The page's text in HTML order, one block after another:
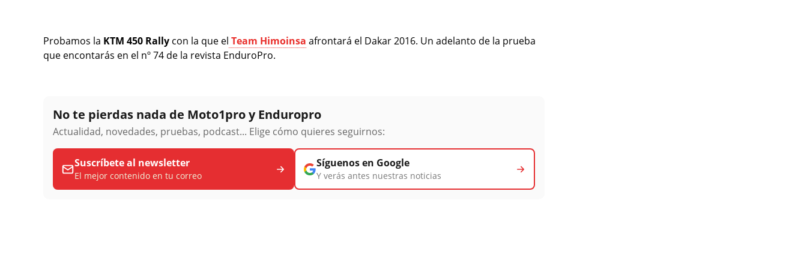
Probamos la KTM 450 Rally con la que el Team Himoinsa afrontará el Dakar 2016. Un adelanto de la prueba
que encontarás en el nº 74 de la revista EnduroPro.
No te pierdas nada de Moto1pro y Enduropro
Actualidad, novedades, pruebas, podcast... Elige cómo quieres seguirnos:
Suscríbete al newsletter
El mejor contenido en tu correo
Síguenos en Google
Y verás antes nuestras noticias